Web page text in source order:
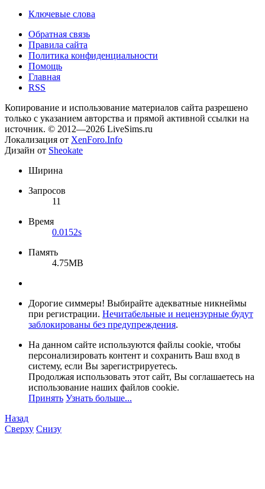
Ключевые слова
Обратная связь
Правила сайта
Политика конфиденциальности
Помощь
Главная
RSS
Копирование и использование материалов сайта разрешено
только с указанием авторства и прямой активной ссылки на
источник. © 2012—2026 LiveSims.ru
Локализация от XenForo.Info
Дизайн от Sheokate
Ширина
Запросов
11
Время
0.0152s
Память
4.75MB
Дорогие симмеры! Выбирайте адекватные никнеймы
при регистрации. Нечитабельные и нецензурные будут
заблокированы без предупреждения.
На данном сайте используются файлы cookie, чтобы
персонализировать контент и сохранить Ваш вход в
систему, если Вы зарегистрируетесь.
Продолжая использовать этот сайт, Вы соглашаетесь на
использование наших файлов cookie.
Принять Узнать больше...
Назад
Сверху Снизу